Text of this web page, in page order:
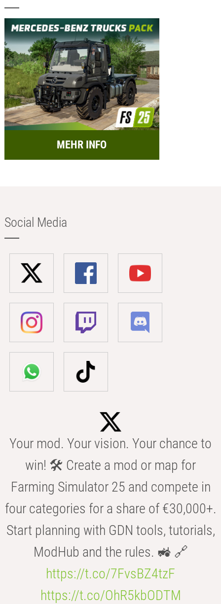
MEHR INFO
Social Media
Your mod. Your vision. Your chance to
win! 🛠️ Create a mod or map for
Farming Simulator 25 and compete in
four categories for a share of €30,000+.
Start planning with GDN tools, tutorials,
ModHub and the rules. 🚜 🔗
https://t.co/7FvsBZ4tzF
https://t.co/OhR5kbODTM